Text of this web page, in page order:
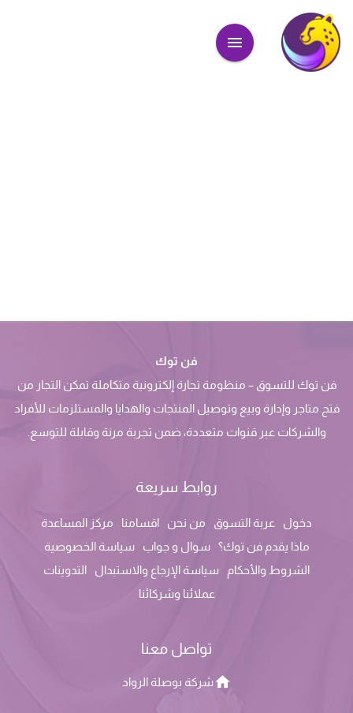
فن توك
فن توك للتسوق – منظومة تجارة إلكترونية متكاملة تمكن التجار من
فتح متاجر وإدارة وبيع وتوصيل المنتجات والهدايا والمستلزمات للأفراد
والشركات عبر قنوات متعددة، ضمن تجربة مرنة وقابلة للتوسع.
روابط سريعة
دخول عربة التسوق من نحن اقسامنا
مركز المساعدة
ماذا يقدم فن توك؟
سوال و جواب
سياسة الخصوصية
الشروط والأحكام
سياسة الإرجاع والاستبدال
التدوينات
عملائنا وشركائنا
تواصل معنا
شركة بوصلة الرواد